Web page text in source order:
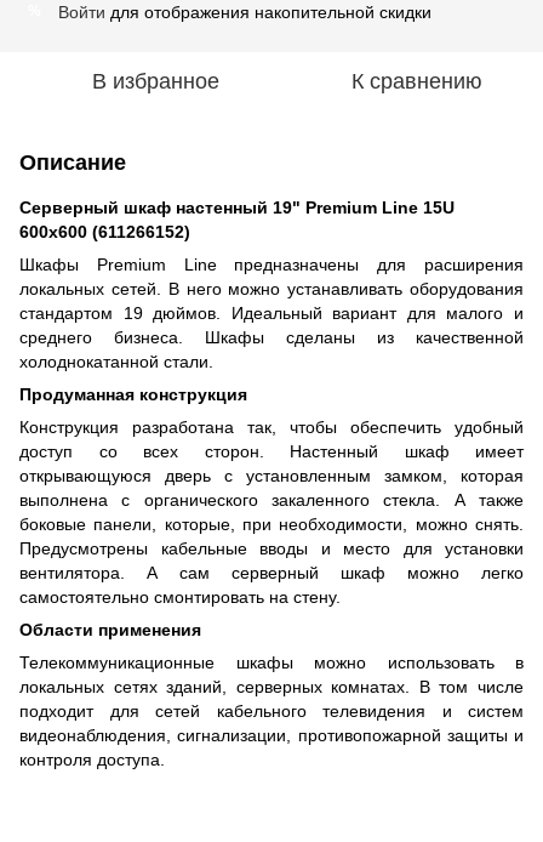
Войти для отображения накопительной скидки
В избранное К сравнению
Описание
Серверный шкаф настенный 19" Premium Line 15U
600x600 (611266152)
Шкафы Premium Line предназначены для расширения
локальных сетей. В него можно устанавливать оборудования
стандартом 19 дюймов. Идеальный вариант для малого и
среднего бизнеса. Шкафы сделаны из качественной
холоднокатанной стали.
Продуманная конструкция
Конструкция разработана так, чтобы обеспечить удобный
доступ со всех сторон. Настенный шкаф имеет
открывающуюся дверь с установленным замком, которая
выполнена с органического закаленного стекла. А также
боковые панели, которые, при необходимости, можно снять.
Предусмотрены кабельные вводы и место для установки
вентилятора. А сам серверный шкаф можно легко
самостоятельно смонтировать на стену.
Области применения
Телекоммуникационные шкафы можно использовать в
локальных сетях зданий, серверных комнатах. В том числе
подходит для сетей кабельного телевидения и систем
видеонаблюдения, сигнализации, противопожарной защиты и
контроля доступа.